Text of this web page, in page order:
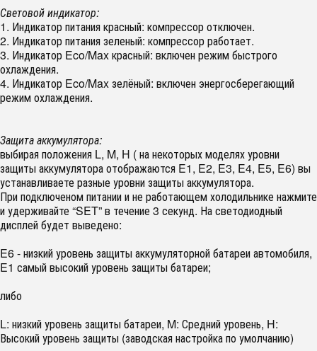
Световой индикатор:
1. Индикатор питания красный: компрессор отключен.
2. Индикатор питания зеленый: компрессор работает.
3. Индикатор Eco/Max красный: включен режим быстрого
охлаждения.
4. Индикатор Eco/Max зелёный: включен энергосберегающий
режим охлаждения.
Защита аккумулятора:
выбирая положения L, M, H ( на некоторых моделях уровни
защиты аккумулятора отображаются E1, E2, E3, E4, E5, E6) вы
устанавливаете разные уровни защиты аккумулятора.
При подключеном питании и не работающем холодильнике нажмите
и удерживайте “SET” в течение 3 секунд. На светодиодный
дисплей будет выведено:
E6 - низкий уровень защиты аккумуляторной батареи автомобиля,
E1 самый высокий уровень защиты батареи;
либо
L: низкий уровень защиты батареи, M: Средний уровень, H:
Высокий уровень защиты (заводская настройка по умолчанию)